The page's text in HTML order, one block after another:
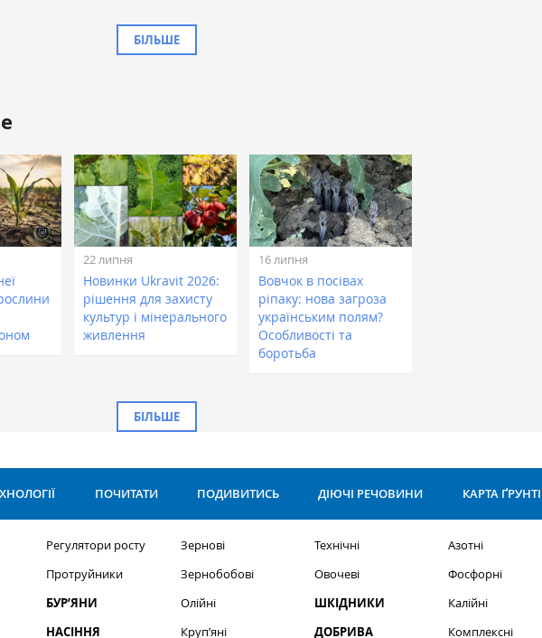
БІЛЬШЕ
22 липня
Новинки Ukravit 2026:
рішення для захисту
культур і мінерального
живлення
16 липня
Вовчок в посівах
ріпаку: нова загроза
українським полям?
Особливості та
боротьба
БІЛЬШЕ
ПОЧИТАТИ ПОДИВИТИСЬ ДІЮЧІ РЕЧОВИНИ КАРТА
Регулятори росту
Протруйники
БУР’ЯНИ
НАСІННЯ
Зернові
Зернобобові
Олійні
Круп’яні
Технічні
Овочеві
ШКІДНИКИ
ДОБРИВА
Азотні
Фосфорні
Калійні
Комплексні